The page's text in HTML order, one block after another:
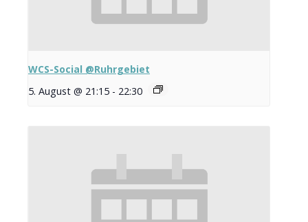
WCS-Social @Ruhrgebiet
5. August @ 21:15 - 22:30